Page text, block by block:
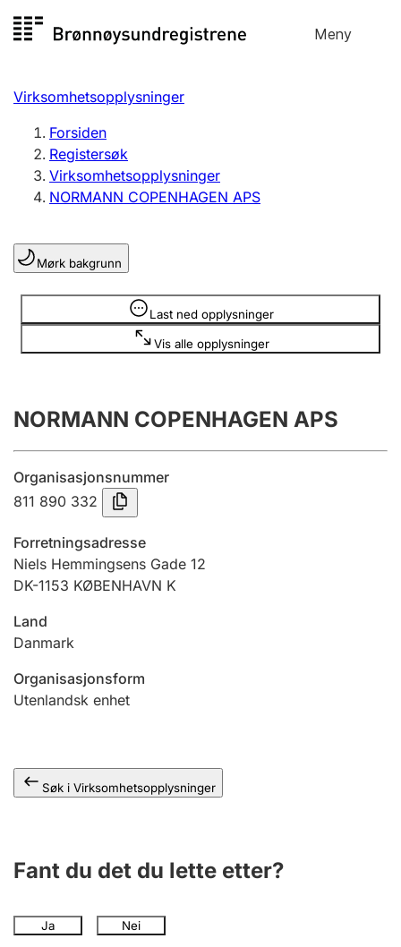
til
Meny
Registersøk
Aksjeselskap
Enkeltpersonforetak
Registrere, endre, slette
Lag og forening
Registrere, endre, slette
Årsregnskap
Innsending og forsinkelsesgebyr
Tinglysing
Jeger
Ektepaktveileder
Virksomhetsopplysninger
Forsiden
Registersøk
Virksomhetsopplysninger
NORMANN COPENHAGEN APS
Mørk bakgrunn
Last ned opplysninger
Vis alle opplysninger
Opplysninger er skjult
NORMANN COPENHAGEN APS
Organisasjonsnummer
811 890 332
Forretningsadresse
Niels Hemmingsens Gade 12
DK-1153 KØBENHAVN K
Land
Danmark
Organisasjonsform
Utenlandsk enhet
Søk i Virksomhetsopplysninger
Fant du det du lette etter?
Ja Nei